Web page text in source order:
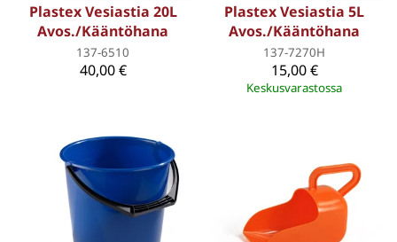
Plastex Vesiastia 20L
Avos./Kääntöhana
137-6510
40,00 €
Plastex Vesiastia 5L
Avos./Kääntöhana
137-7270H
15,00 €
Keskusvarastossa